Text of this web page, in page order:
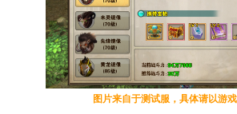
图片来自于测试服，具体请以游